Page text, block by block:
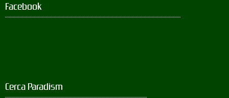
Facebook
Cerca Paradism